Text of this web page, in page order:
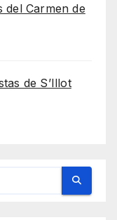
del Carmen de
de S’Illot